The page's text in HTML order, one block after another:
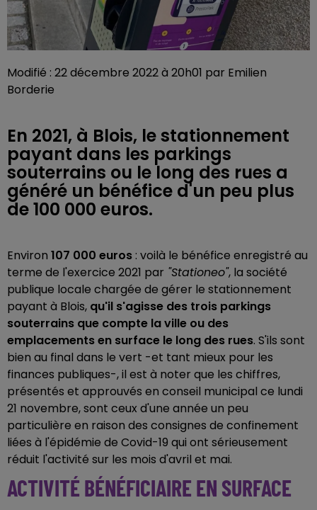
Modifié : 22 décembre 2022 à 20h01 par Emilien
Borderie
En 2021, à Blois, le stationnement
payant dans les parkings
souterrains ou le long des rues a
généré un bénéfice d'un peu plus
de 100 000 euros.
Environ 107 000 euros : voilà le bénéfice enregistré au
terme de l'exercice 2021 par "Stationeo", la société
publique locale chargée de gérer le stationnement
payant à Blois, qu'il s'agisse des trois parkings
souterrains que compte la ville ou des
emplacements en surface le long des rues. S'ils sont
bien au final dans le vert -et tant mieux pour les
finances publiques-, il est à noter que les chiffres,
présentés et approuvés en conseil municipal ce lundi
21 novembre, sont ceux d'une année un peu
particulière en raison des consignes de confinement
liées à l'épidémie de Covid-19 qui ont sérieusement
réduit l'activité sur les mois d'avril et mai.
ACTIVITÉ BÉNÉFICIAIRE EN SURFACE